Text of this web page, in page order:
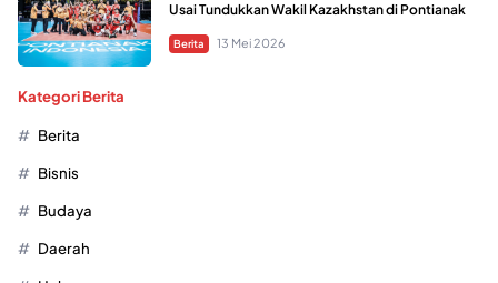
Usai Tundukkan Wakil Kazakhstan di Pontianak
Berita 13 Mei 2026
Kategori Berita
Berita
Bisnis
Budaya
Daerah